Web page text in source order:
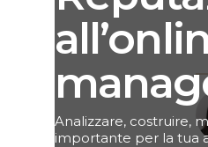
Analizzare, costruire,
importante per la tua